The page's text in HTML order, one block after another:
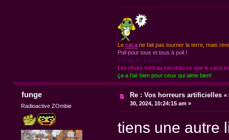
Le cacane fait pas tourner la terre, mais
Poil pour tous et tous à poil !
J'ai fait kk à ikea !
Les rêves sont au cerveau ce que le caca
ça a l'air bien pour ceux qui aime bien!
funge
Radioactive ZOmbie
Re : Vos horreurs artificielles «
30, 2024, 10:24:15 am »
tiens une autre